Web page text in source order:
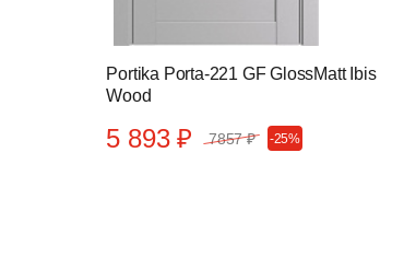
Portika Porta-221 GF GlossMatt Ibis
Wood
5 893 ₽ 7857 ₽ -25%